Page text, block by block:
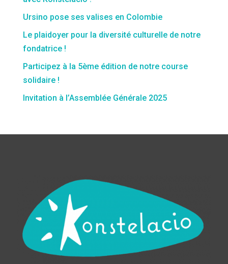
Ursino pose ses valises en Colombie
Le plaidoyer pour la diversité culturelle de notre
fondatrice !
Participez à la 5ème édition de notre course
solidaire !
Invitation à l’Assemblée Générale 2025